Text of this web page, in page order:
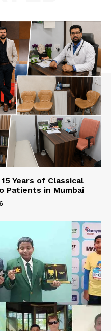
Years of Classical
Patients in Mumbai